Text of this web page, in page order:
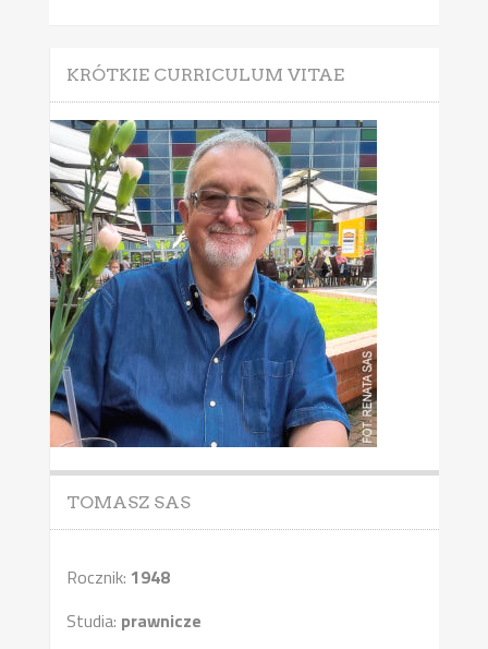
KRÓTKIE CURRICULUM VITAE
TOMASZ SAS
Rocznik: 1948
Studia: prawnicze